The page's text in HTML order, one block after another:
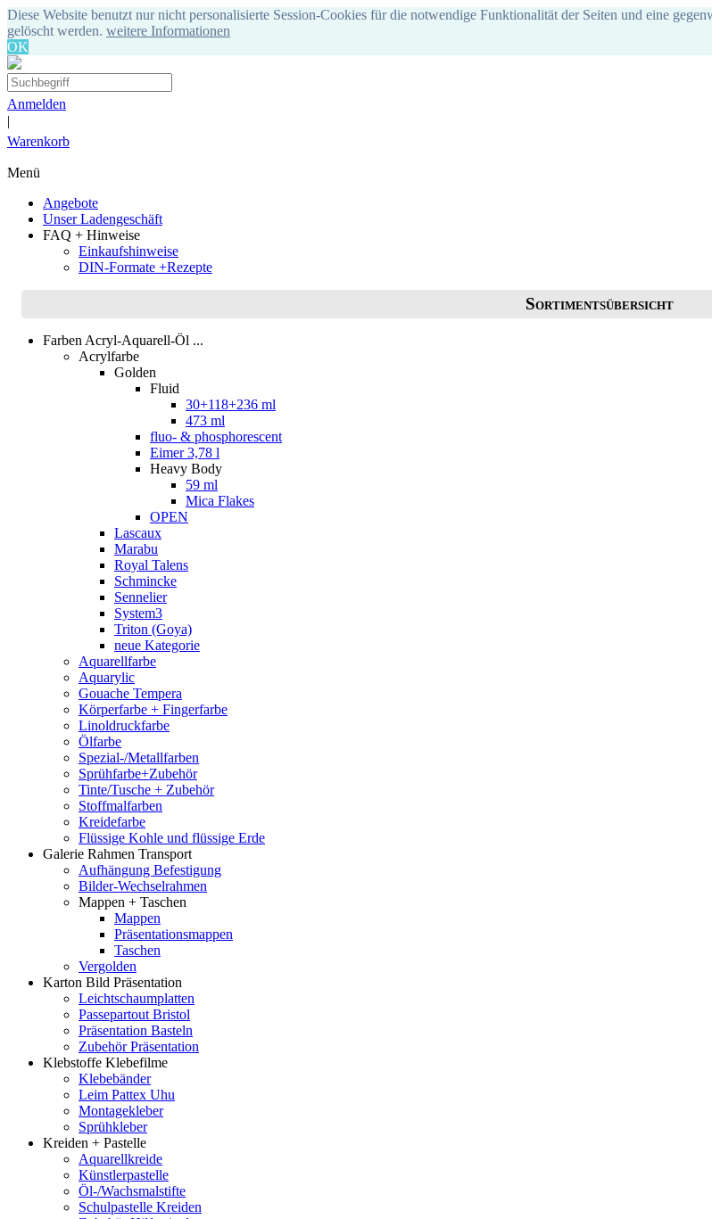
Diese Website benutzt nur nicht personalisierte Session-Cookies für die notwendige Funktionalität der Seiten und eine
gelöscht werden. weitere Informationen
OK
Anmelden
|
Warenkorb
Menü
Angebote
Unser Ladengeschäft
FAQ + Hinweise
Einkaufshinweise
DIN-Formate +Rezepte
Sortimentsübersicht
Farben Acryl-Aquarell-Öl ...
Acrylfarbe
Golden
Fluid
30+118+236 ml
473 ml
fluo- & phosphorescent
Eimer 3,78 l
Heavy Body
59 ml
Mica Flakes
OPEN
Lascaux
Marabu
Royal Talens
Schmincke
Sennelier
System3
Triton (Goya)
neue Kategorie
Aquarellfarbe
Aquarylic
Gouache Tempera
Körperfarbe + Fingerfarbe
Linoldruckfarbe
Ölfarbe
Spezial-/Metallfarben
Sprühfarbe+Zubehör
Tinte/Tusche + Zubehör
Stoffmalfarben
Kreidefarbe
Flüssige Kohle und flüssige Erde
Galerie Rahmen Transport
Aufhängung Befestigung
Bilder-Wechselrahmen
Mappen + Taschen
Mappen
Präsentationsmappen
Taschen
Vergolden
Karton Bild Präsentation
Leichtschaumplatten
Passepartout Bristol
Präsentation Basteln
Zubehör Präsentation
Klebstoffe Klebefilme
Klebebänder
Leim Pattex Uhu
Montagekleber
Sprühkleber
Kreiden + Pastelle
Aquarellkreide
Künstlerpastelle
Öl-/Wachsmalstifte
Schulpastelle Kreiden